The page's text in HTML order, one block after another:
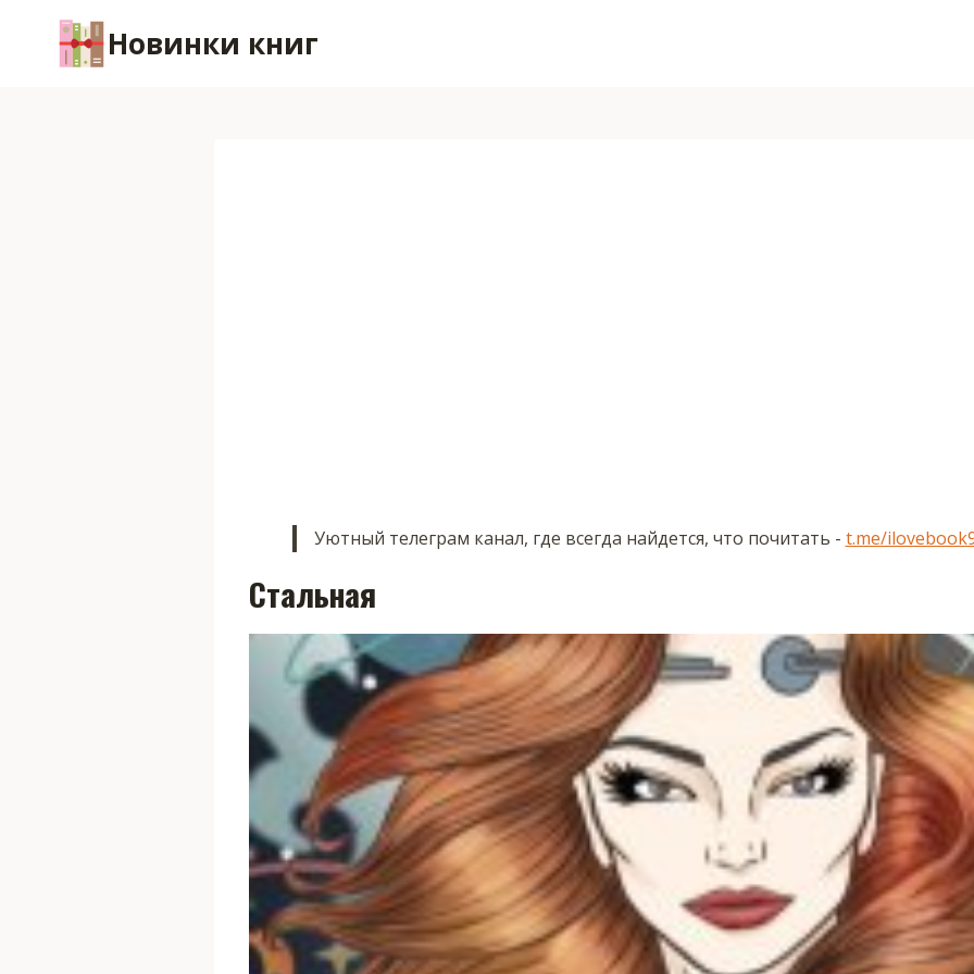
содержимому
Новинки книг
Уютный телеграм канал, где всегда найдется, что почитать - t.me/
Стальная